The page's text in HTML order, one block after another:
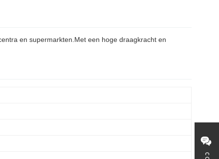
en supermarkten.Met een hoge draagkracht en